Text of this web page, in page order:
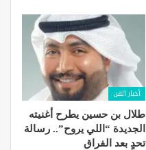
أخبار الفن
طلال بن حسين يطرح أغنيته
الجديدة “اللي يروح”.. رسالة
تحدٍ بعد الفراق